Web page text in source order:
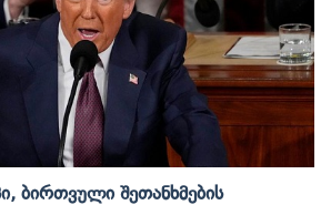
Ბირთვული Შეთანხმების